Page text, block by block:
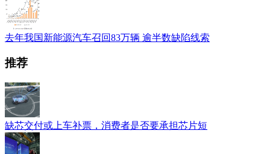
去年我国新能源汽车召回83万辆 逾半数缺陷线索
推荐
缺芯交付或上车补票，消费者是否要承担芯片短